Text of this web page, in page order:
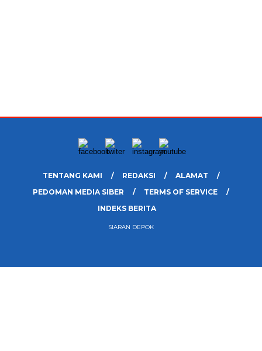
TENTANG KAMI REDAKSI
ALAMAT
PEDOMAN MEDIA SIBER
TERMS OF SERVICE
INDEKS BERITA
SIARAN DEPOK